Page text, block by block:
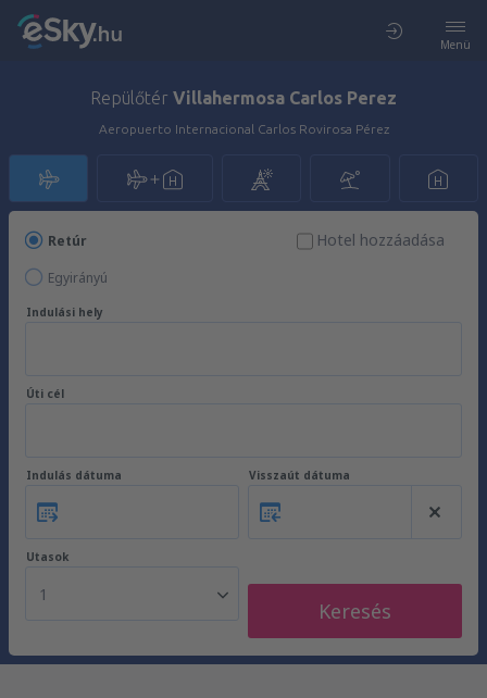
Menü
Repülőtér Villahermosa Carlos Perez
Aeropuerto Internacional Carlos Rovirosa Pérez
Retúr
Egyirányú
Hotel hozzáadása
Indulási hely
Úti cél
Indulás dátuma Visszaút dátuma
Utasok
1
Keresés